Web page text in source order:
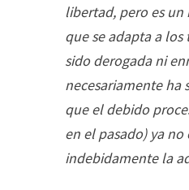
libertad, pero es
que se adapta a los
sido derogada ni
necesariamente ha
que el debido
en el pasado) ya
indebidamente la